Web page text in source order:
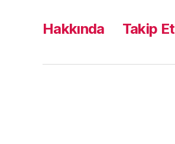
Hakkında Takip Et